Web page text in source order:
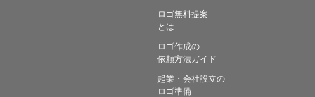
ロゴ無料提案
とは
ロゴ作成の
依頼方法ガイド
起業・会社設立の
ロゴ準備